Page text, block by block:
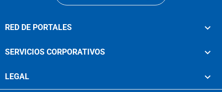
RED DE PORTALES
SERVICIOS CORPORATIVOS
LEGAL